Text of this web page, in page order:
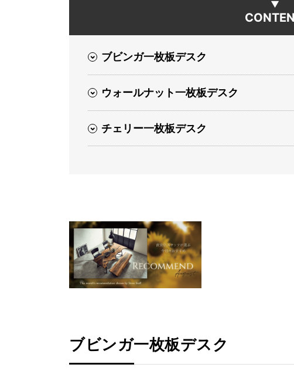
ブビンガ一枚板デスク
ウォールナット一枚板デスク
チェリー一枚板デスク
ブビンガ一枚板デスク